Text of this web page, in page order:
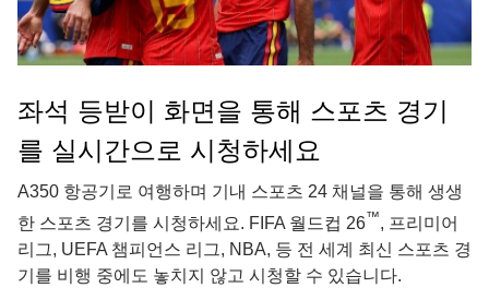
좌석 등받이 화면을 통해 스포츠 경기
를 실시간으로 시청하세요
A350 항공기로 여행하며 기내 스포츠 24 채널을 통해 생생
한 스포츠 경기를 시청하세요. FIFA 월드컵 26™, 프리미어
리그, UEFA 챔피언스 리그, NBA, 등 전 세계 최신 스포츠 경
기를 비행 중에도 놓치지 않고 시청할 수 있습니다.